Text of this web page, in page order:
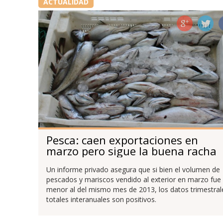
Pesca: caen exportaciones en
marzo pero sigue la buena racha
Un informe privado asegura que si bien el volumen de
pescados y mariscos vendido al exterior en marzo fue
menor al del mismo mes de 2013, los datos
totales interanuales son positivos.